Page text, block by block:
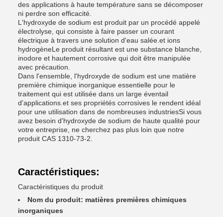
des applications à haute température sans se décomposer
ni perdre son efficacité.
L'hydroxyde de sodium est produit par un procédé appelé
électrolyse, qui consiste à faire passer un courant
électrique à travers une solution d'eau salée.et ions
hydrogèneLe produit résultant est une substance blanche,
inodore et hautement corrosive qui doit être manipulée
avec précaution.
Dans l'ensemble, l'hydroxyde de sodium est une matière
première chimique inorganique essentielle pour le
traitement qui est utilisée dans un large éventail
d'applications.et ses propriétés corrosives le rendent idéal
pour une utilisation dans de nombreuses industriesSi vous
avez besoin d'hydroxyde de sodium de haute qualité pour
votre entreprise, ne cherchez pas plus loin que notre
produit CAS 1310-73-2.
Caractéristiques:
Caractéristiques du produit
Nom du produit: matières premières chimiques
inorganiques